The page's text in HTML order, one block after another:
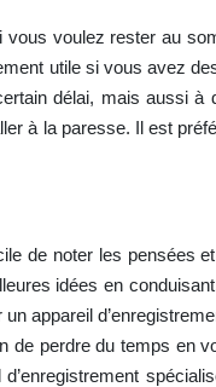
voulez rester au
utile si vous avez
délai, mais aussi
à la paresse. Il est
de noter les pensées
idées en
appareil
de perdre du temps